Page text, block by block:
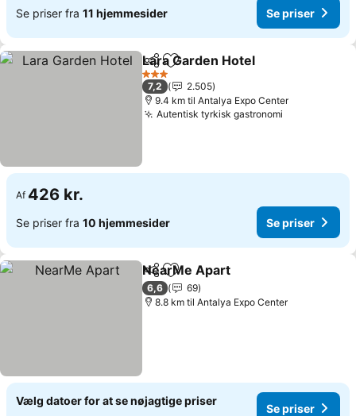
Se priser fra 11 hjemmesider Se priser
Del Føj til favoritter
Lara Garden Hotel
3 Stjerner
7,2
2.505
9.4 km til Antalya Expo Center
Autentisk tyrkisk gastronomi
Af 426 kr.
Se priser fra 10 hjemmesider Se priser
Del Føj til favoritter
NearMe Apart
6,6
69
8.8 km til Antalya Expo Center
Vælg datoer for at se nøjagtige priser
Se priser